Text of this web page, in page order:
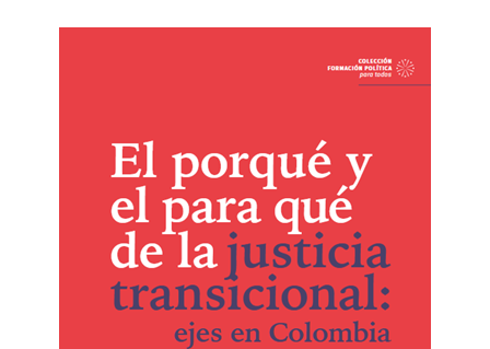
OTRAS FUENTES
TUTORIALES